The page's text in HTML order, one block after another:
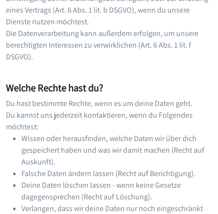
eines Vertrags (Art. 6 Abs. 1 lit. b DSGVO), wenn du unsere
Dienste nutzen möchtest.
Die Datenverarbeitung kann außerdem erfolgen, um unsere
berechtigten Interessen zu verwirklichen (Art. 6 Abs. 1 lit. f
DSGVO).
Welche Rechte hast du?
Du hast bestimmte Rechte, wenn es um deine Daten geht.
Du kannst uns jederzeit kontaktieren, wenn du Folgendes
möchtest:
Wissen oder herausfinden, welche Daten wir über dich
gespeichert haben und was wir damit machen (Recht auf
Auskunft).
Falsche Daten ändern lassen (Recht auf Berichtigung).
Deine Daten löschen lassen - wenn keine Gesetze
dagegensprechen (Recht auf Löschung).
Verlangen, dass wir deine Daten nur noch eingeschränkt